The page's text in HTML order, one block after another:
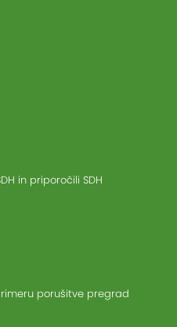
in priporočili SDH
porušitve pregrad